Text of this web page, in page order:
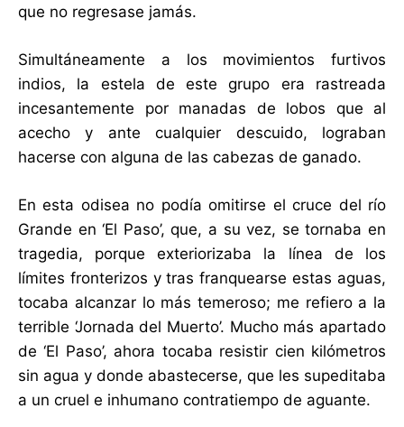
que no regresase jamás.
Simultáneamente a los movimientos furtivos
indios, la estela de este grupo era rastreada
incesantemente por manadas de lobos que al
acecho y ante cualquier descuido, lograban
hacerse con alguna de las cabezas de ganado.
En esta odisea no podía omitirse el cruce del río
Grande en ‘El Paso’, que, a su vez, se tornaba en
tragedia, porque exteriorizaba la línea de los
límites fronterizos y tras franquearse estas aguas,
tocaba alcanzar lo más temeroso; me refiero a la
terrible ‘Jornada del Muerto’. Mucho más apartado
de ‘El Paso’, ahora tocaba resistir cien kilómetros
sin agua y donde abastecerse, que les supeditaba
a un cruel e inhumano contratiempo de aguante.